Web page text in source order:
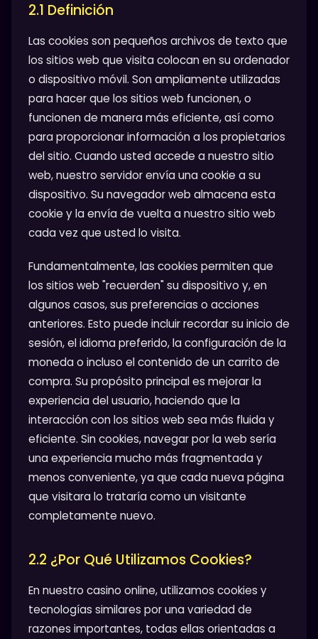
2.1 Definición
Las cookies son pequeños archivos de texto que
los sitios web que visita colocan en su ordenador
o dispositivo móvil. Son ampliamente utilizadas
para hacer que los sitios web funcionen, o
funcionen de manera más eficiente, así como
para proporcionar información a los propietarios
del sitio. Cuando usted accede a nuestro sitio
web, nuestro servidor envía una cookie a su
dispositivo. Su navegador web almacena esta
cookie y la envía de vuelta a nuestro sitio web
cada vez que usted lo visita.
Fundamentalmente, las cookies permiten que
los sitios web "recuerden" su dispositivo y, en
algunos casos, sus preferencias o acciones
anteriores. Esto puede incluir recordar su inicio de
sesión, el idioma preferido, la configuración de la
moneda o incluso el contenido de un carrito de
compra. Su propósito principal es mejorar la
experiencia del usuario, haciendo que la
interacción con los sitios web sea más fluida y
eficiente. Sin cookies, navegar por la web sería
una experiencia mucho más fragmentada y
menos conveniente, ya que cada nueva página
que visitara lo trataría como un visitante
completamente nuevo.
2.2 ¿Por Qué Utilizamos Cookies?
En nuestro casino online, utilizamos cookies y
tecnologías similares por una variedad de
razones importantes, todas ellas orientadas a